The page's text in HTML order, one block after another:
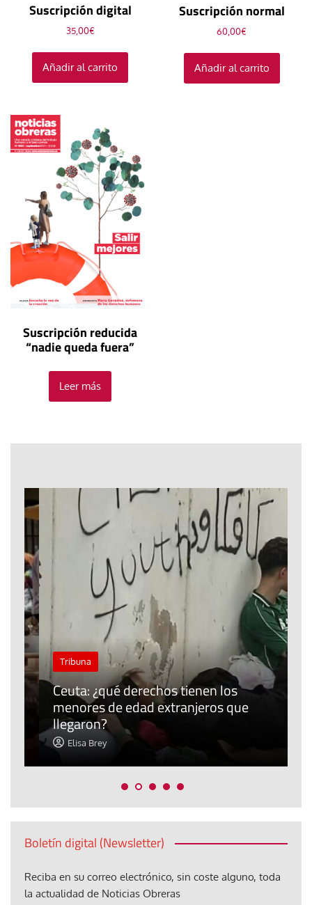
Suscripción digital
35,00€
Añadir al carrito
Suscripción normal
60,00€
Añadir al carrito
Suscripción reducida
“nadie queda fuera”
Leer más
Tribuna
Ceuta: ¿qué derechos tienen los
menores de edad extranjeros que
llegaron?
Elisa Brey
Boletín digital (Newsletter)
Reciba en su correo electrónico, sin coste alguno, toda
la actualidad de Noticias Obreras